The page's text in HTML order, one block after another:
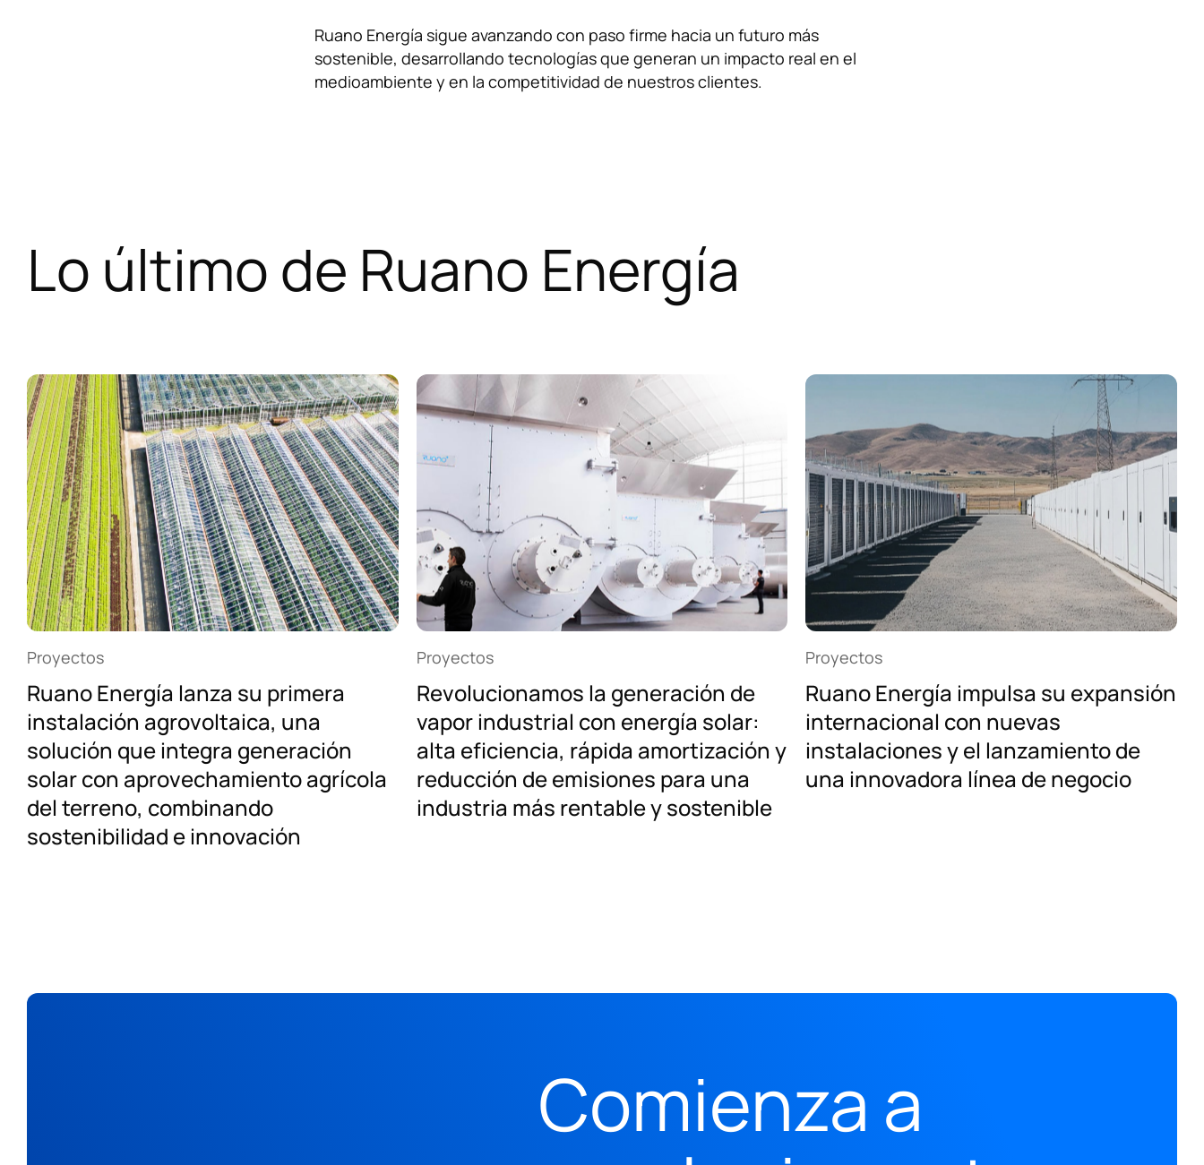
Ruano Energía sigue avanzando con paso firme hacia un futuro más
sostenible, desarrollando tecnologías que generan un impacto real en el
medioambiente y en la competitividad de nuestros clientes.
Lo último de Ruano Energía
Proyectos
Ruano Energía lanza su primera
instalación agrovoltaica, una
solución que integra generación
solar con aprovechamiento agrícola
del terreno, combinando
sostenibilidad e innovación
Proyectos
Revolucionamos la generación de
vapor industrial con energía solar:
alta eficiencia, rápida amortización y
reducción de emisiones para una
industria más rentable y sostenible
Proyectos
Ruano Energía impulsa su expansión
internacional con nuevas
instalaciones y el lanzamiento de
una innovadora línea de negocio
Comienza a
Quierocontactar por WhatsApp
Tan sólodejaros un mensaje